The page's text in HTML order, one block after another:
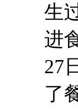
生
进
27
了